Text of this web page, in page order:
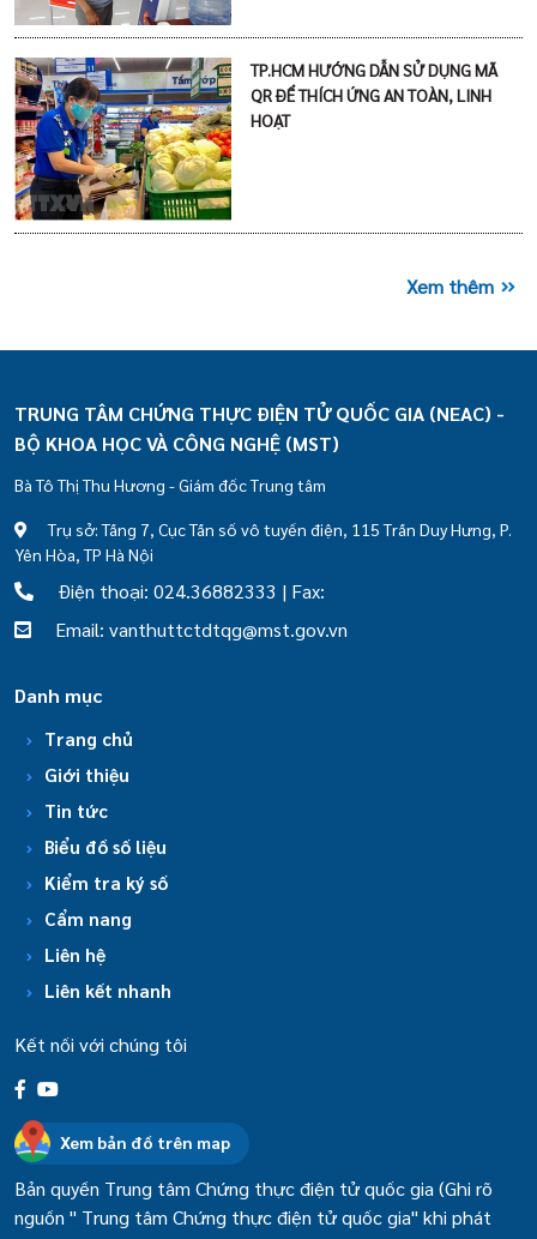
TP.HCM HƯỚNG DẪN SỬ DỤNG MÃ
QR ĐỂ THÍCH ỨNG AN TOÀN, LINH
HOẠT
Xem thêm
TRUNG TÂM CHỨNG THỰC ĐIỆN TỬ QUỐC GIA (NEAC) -
BỘ KHOA HỌC VÀ CÔNG NGHỆ (MST)
Bà Tô Thị Thu Hương - Giám đốc Trung tâm
Trụ sở: Tầng 7, Cục Tần số vô tuyến điện, 115 Trần Duy Hưng, P.
Yên Hòa, TP Hà Nội
Điện thoại: 024.36882333 | Fax:
Email: vanthuttctdtqg@mst.gov.vn
Danh mục
Trang chủ
Giới thiệu
Tin tức
Biểu đồ số liệu
Kiểm tra ký số
Cẩm nang
Liên hệ
Liên kết nhanh
Kết nối với chúng tôi
Xem bản đồ trên map
Bản quyền Trung tâm Chứng thực điện tử quốc gia (Ghi rõ
nguồn " Trung tâm Chứng thực điện tử quốc gia" khi phát